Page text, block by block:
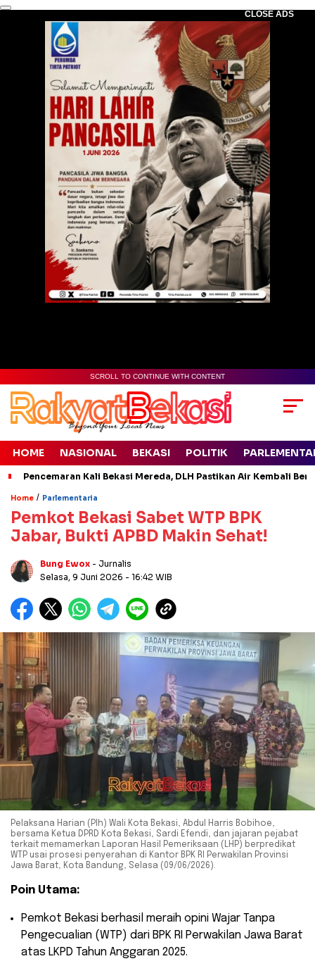
CLOSE ADS
SCROLL TO CONTINUE WITH CONTENT
HOME NASIONAL BEKASI POLITIK
Pencemaran Kali Bekasi Mereda, DLH Pastikan Air Kembali
Home / Parlementaria
Pemkot Bekasi Sabet WTP BPK
Jabar, Bukti APBD Makin Sehat!
Bung Ewox - Jurnalis
Selasa, 9 Juni 2026 - 16:42 WIB
Pelaksana Harian (Plh) Wali Kota Bekasi, Abdul Harris Bobihoe,
bersama Ketua DPRD Kota Bekasi, Sardi Efendi, dan jajaran pejabat
terkait memamerkan Laporan Hasil Pemeriksaan (LHP) berpredikat
WTP usai prosesi penyerahan di Kantor BPK RI Perwakilan Provinsi
Jawa Barat, Kota Bandung, Selasa (09/06/2026).
Poin Utama:
​Pemkot Bekasi berhasil meraih opini Wajar Tanpa
Pengecualian (WTP) dari BPK RI Perwakilan Jawa Barat
atas LKPD Tahun Anggaran 2025.